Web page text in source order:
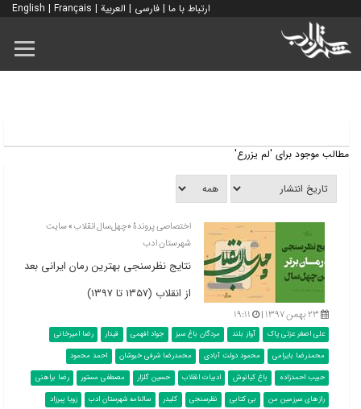
ارتباط با ما | فارسی | العربية |
English | Français
مطالب موجود برای 'لم یزررع'
اختصاصی پروندۀ «چهل‌سال انقلاب» سایت
شهرستان ادب
نتایج نظرسنجی بهترین رمان ایرانی بعد
از انقلاب (۱۳۵۷ تا ۱۳۹۷)
۲۳ بهمن ۱۳۹۷ | ۱۹:۱۱
علی اصغر عزتی پاک آواز بلند مردگان باغ سبز جواد افهمی قیدار
رضا امیرخانی
محمدرضا بایرامی
محمود دولت آبادی محمدرضا شرفی خبوشان
احمد محمود
حبیب احمدزاده
باغ کیانوش ادبیات انقلاب حسین گلزار مصطفی مستور
رضا براهنی
رازهای سرزمین من
بی کتابی نظرسنجی کلیدر سالنامه شهرستان ادب
زویا پیرزاد